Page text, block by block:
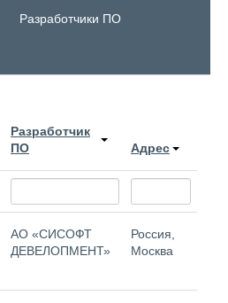
Разработчики ПО
Разработчик
ПО
Адрес
АО «СИСОФТ
ДЕВЕЛОПМЕНТ»
Россия,
Москва